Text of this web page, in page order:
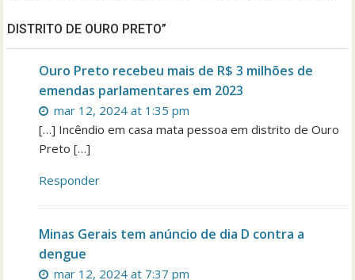
DISTRITO DE OURO PRETO”
Ouro Preto recebeu mais de R$ 3 milhões de
emendas parlamentares em 2023
mar 12, 2024 at 1:35 pm
[…] Incêndio em casa mata pessoa em distrito de Ouro
Preto […]
Responder
Minas Gerais tem anúncio de dia D contra a
dengue
mar 12, 2024 at 7:37 pm